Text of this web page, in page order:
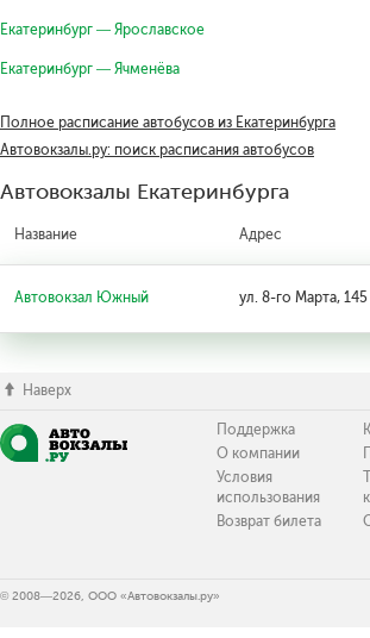
Екатеринбург — Ярославское
Екатеринбург — Ячменёва
Полное расписание автобусов из Екатеринбурга
Автовокзалы.ру: поиск расписания автобусов
Автовокзалы Екатеринбурга
Название Адрес
Автовокзал Южный ул. 8-го Марта, 145
Наверх
Поддержка
О компании
Условия
использования
Возврат билета
© 2008—2026, ООО «Автовокзалы.ру»